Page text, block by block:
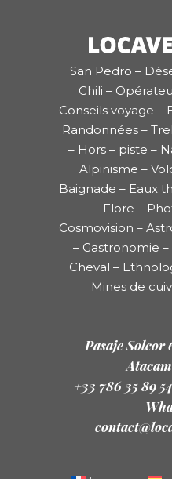
San Pedro –
Chili –
Conseils voyage –
Randonnées –
– Hors – piste –
Alpinisme –
Baignade – Eaux
– Flore –
Cosmovision –
– Gastronomie
Cheval –
Mines de
Pasaje Solcor
+33 786 35 89